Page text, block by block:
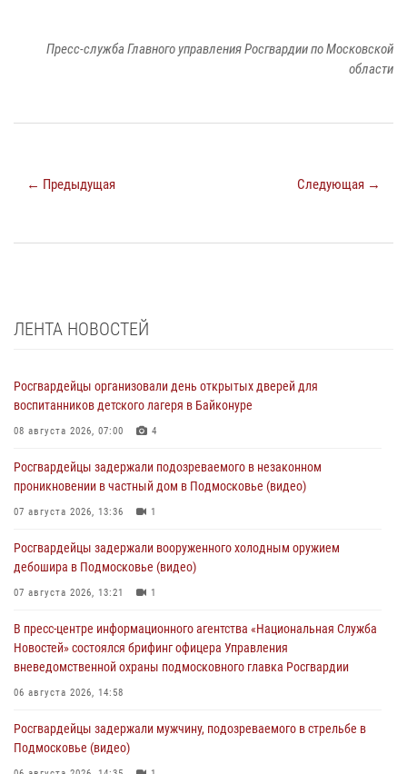
Пресс-служба Главного управления Росгвардии по Московской
области
← Предыдущая Следующая →
ЛЕНТА НОВОСТЕЙ
Росгвардейцы организовали день открытых дверей для
воспитанников детского лагеря в Байконуре
08 августа 2026, 07:00 4
Росгвардейцы задержали подозреваемого в незаконном
проникновении в частный дом в Подмосковье (видео)
07 августа 2026, 13:36 1
Росгвардейцы задержали вооруженного холодным оружием
дебошира в Подмосковье (видео)
07 августа 2026, 13:21 1
В пресс-центре информационного агентства «Национальная Служба
Новостей» состоялся брифинг офицера Управления
вневедомственной охраны подмосковного главка Росгвардии
06 августа 2026, 14:58
Росгвардейцы задержали мужчину, подозреваемого в стрельбе в
Подмосковье (видео)